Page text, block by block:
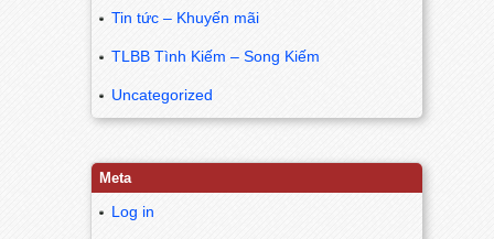
Tin tức – Khuyến mãi
TLBB Tình Kiếm – Song Kiếm
Uncategorized
Meta
Log in